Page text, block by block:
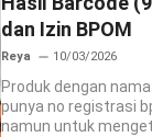
dan Izin BPOM
Reya 10/03/2026
Produk dengan
punya no registrasi
namun untuk